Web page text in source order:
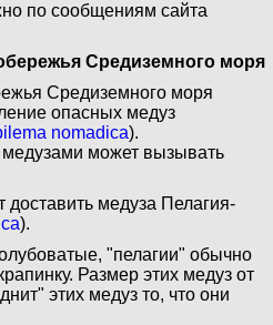
по сообщениям сайта
Средиземного моря
Средиземного моря
опасных медуз
nomadica).
может вызывать
медуза Пелагия-
).
"пелагии" обычно
Размер этих медуз от
этих медуз то, что они